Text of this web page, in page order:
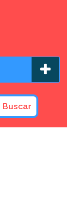
Buscar